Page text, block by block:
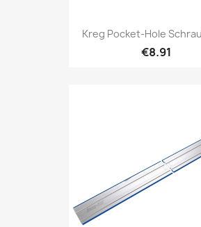
Kreg Pocket-Hole
€8.91